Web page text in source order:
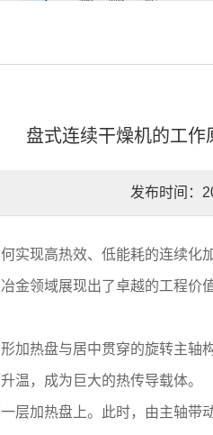
盘式连续干燥机的工
发布时间：
实现高热效、低能耗的连续
金领域展现出了卓越的工程
加热盘与居中贯穿的旋转主
温，成为巨大的热传导载体。
层加热盘上。此时，由主轴